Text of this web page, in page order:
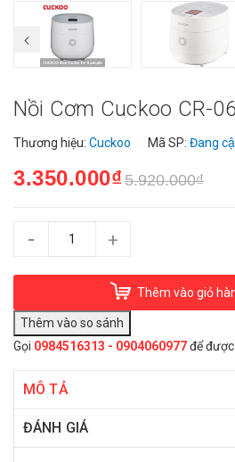
Nồi Cơm Cuckoo CR-
Thương hiệu: Cuckoo Mã SP: Đang
3.350.000₫5.920.000₫
- +
Thêm vào giỏ
Gọi 0984516313 - 0904060977để
MÔ TẢ
ĐÁNH GIÁ